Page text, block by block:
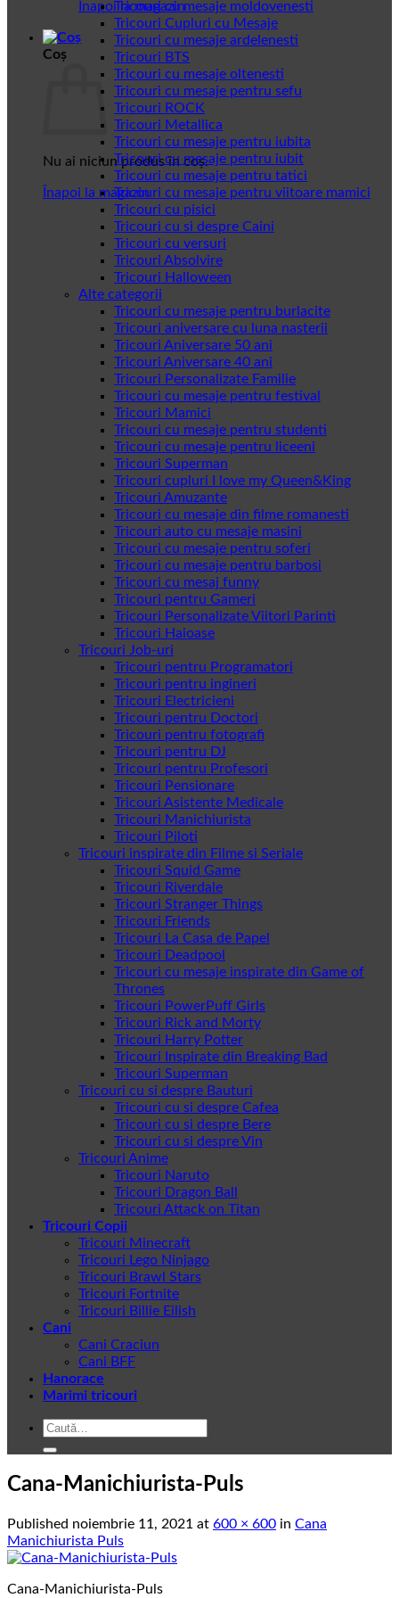
Înapoi la magazin
Coș
Nu ai niciun produs în coș.
Înapoi la magazin
Tricouri cu mesaje moldovenesti
Tricouri Cupluri cu Mesaje
Tricouri cu mesaje ardelenesti
Tricouri BTS
Tricouri cu mesaje oltenesti
Tricouri cu mesaje pentru sefu
Tricouri ROCK
Tricouri Metallica
Tricouri cu mesaje pentru iubita
Tricouri cu mesaje pentru iubit
Tricouri cu mesaje pentru tatici
Tricouri cu mesaje pentru viitoare mamici
Tricouri cu pisici
Tricouri cu si despre Caini
Tricouri cu versuri
Tricouri Absolvire
Tricouri Halloween
Alte categorii
Tricouri cu mesaje pentru burlacite
Tricouri aniversare cu luna nasterii
Tricouri Aniversare 50 ani
Tricouri Aniversare 40 ani
Tricouri Personalizate Familie
Tricouri cu mesaje pentru festival
Tricouri Mamici
Tricouri cu mesaje pentru studenti
Tricouri cu mesaje pentru liceeni
Tricouri Superman
Tricouri cupluri I love my Queen&King
Tricouri Amuzante
Tricouri cu mesaje din filme romanesti
Tricouri auto cu mesaje masini
Tricouri cu mesaje pentru soferi
Tricouri cu mesaje pentru barbosi
Tricouri cu mesaj funny
Tricouri pentru Gameri
Tricouri Personalizate Viitori Parinti
Tricouri Haioase
Tricouri Job-uri
Tricouri pentru Programatori
Tricouri pentru ingineri
Tricouri Electricieni
Tricouri pentru Doctori
Tricouri pentru fotografi
Tricouri pentru DJ
Tricouri pentru Profesori
Tricouri Pensionare
Tricouri Asistente Medicale
Tricouri Manichiurista
Tricouri Piloti
Tricouri inspirate din Filme si Seriale
Tricouri Squid Game
Tricouri Riverdale
Tricouri Stranger Things
Tricouri Friends
Tricouri La Casa de Papel
Tricouri Deadpool
Tricouri cu mesaje inspirate din Game of
Thrones
Tricouri PowerPuff Girls
Tricouri Rick and Morty
Tricouri Harry Potter
Tricouri Inspirate din Breaking Bad
Tricouri Superman
Tricouri cu si despre Bauturi
Tricouri cu si despre Cafea
Tricouri cu si despre Bere
Tricouri cu si despre Vin
Tricouri Anime
Tricouri Naruto
Tricouri Dragon Ball
Tricouri Attack on Titan
Tricouri Copii
Tricouri Minecraft
Tricouri Lego Ninjago
Tricouri Brawl Stars
Tricouri Fortnite
Tricouri Billie Eilish
Cani
Cani Craciun
Cani BFF
Hanorace
Marimi tricouri
Caută
Cana-Manichiurista-Puls
Published noiembrie 11, 2021 at 600 × 600 in Cana
Manichiurista Puls
Cana-Manichiurista-Puls